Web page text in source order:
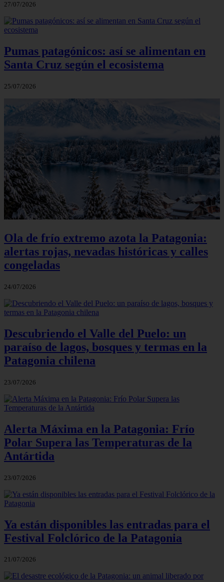
27/07/2026
Pumas patagónicos: así se alimentan en
Santa Cruz según el ecosistema
25/07/2026
Ola de frío extremo azota la Patagonia:
alertas rojas, nevadas históricas y calles
congeladas
24/07/2026
Descubriendo el Valle del Puelo: un
paraíso de lagos, bosques y termas en la
Patagonia chilena
23/07/2026
Alerta Máxima en la Patagonia: Frío
Polar Supera las Temperaturas de la
Antártida
23/07/2026
Ya están disponibles las entradas para el
Festival Folclórico de la Patagonia
21/07/2026